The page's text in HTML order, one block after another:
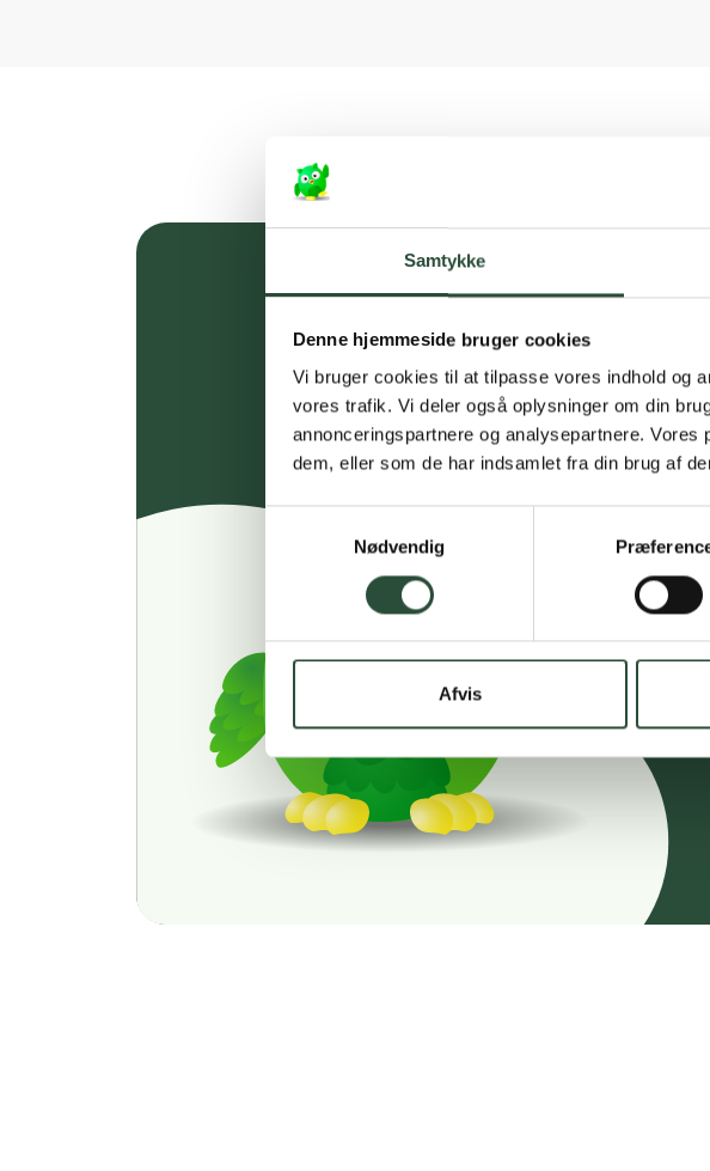
Samtykke
Denne hjemmeside bruger cookies
Vi bruger cookies til at tilpasse vores indhold og
vores trafik. Vi deler også oplysninger om din
annonceringspartnere og analysepartnere.
dem, eller som de har indsamlet fra din brug af
Nødvendig
Afvis